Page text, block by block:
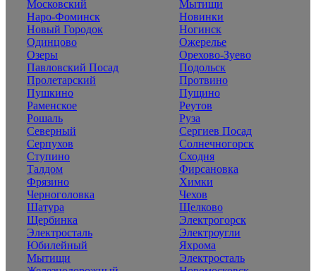
Московский
Мытищи
Наро-Фоминск
Новинки
Новый Городок
Ногинск
Одинцово
Ожерелье
Озеры
Орехово-Зуево
Павловский Посад
Подольск
Пролетарский
Протвино
Пушкино
Пущино
Раменское
Реутов
Рошаль
Руза
Северный
Сергиев Посад
Серпухов
Солнечногорск
Ступино
Сходня
Талдом
Фирсановка
Фрязино
Химки
Черноголовка
Чехов
Шатура
Щелково
Щербинка
Электрогорск
Электросталь
Электроугли
Юбилейный
Яхрома
Мытищи
Электросталь